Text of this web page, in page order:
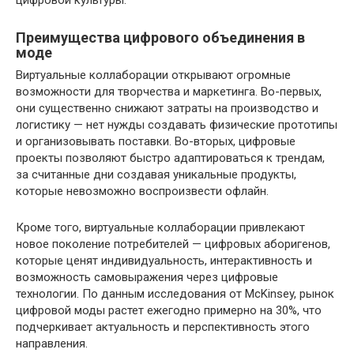
Преимущества цифрового объединения в
моде
Виртуальные коллаборации открывают огромные
возможности для творчества и маркетинга. Во-первых,
они существенно снижают затраты на производство и
логистику — нет нужды создавать физические прототипы
и организовывать поставки. Во-вторых, цифровые
проекты позволяют быстро адаптироваться к трендам,
за считанные дни создавая уникальные продукты,
которые невозможно воспроизвести офлайн.
Кроме того, виртуальные коллаборации привлекают
новое поколение потребителей — цифровых аборигенов,
которые ценят индивидуальность, интерактивность и
возможность самовыражения через цифровые
технологии. По данным исследования от McKinsey, рынок
цифровой моды растет ежегодно примерно на 30%, что
подчеркивает актуальность и перспективность этого
направления.